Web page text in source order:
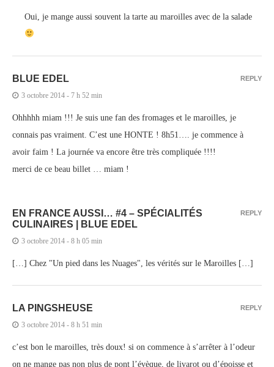
Oui, je mange aussi souvent la tarte au maroilles avec de la salade
BLUE EDEL
3 octobre 2014 - 7 h 52 min
Ohhhhh miam !!! Je suis une fan des fromages et le maroilles, je
connais pas vraiment. C’est une HONTE ! 8h51…. je commence à
avoir faim ! La journée va encore être très compliquée !!!!
merci de ce beau billet … miam !
REPLY
EN FRANCE AUSSI… #4 – SPÉCIALITÉS
CULINAIRES | BLUE EDEL
3 octobre 2014 - 8 h 05 min
[…] Chez "Un pied dans les Nuages", les vérités sur le Maroilles […]
REPLY
LA PINGSHEUSE
3 octobre 2014 - 8 h 51 min
c’est bon le maroilles, très doux! si on commence à s’arrêter à l’odeur
on ne mange pas non plus de pont l’évèque, de livarot ou d’époisse et
REPLY